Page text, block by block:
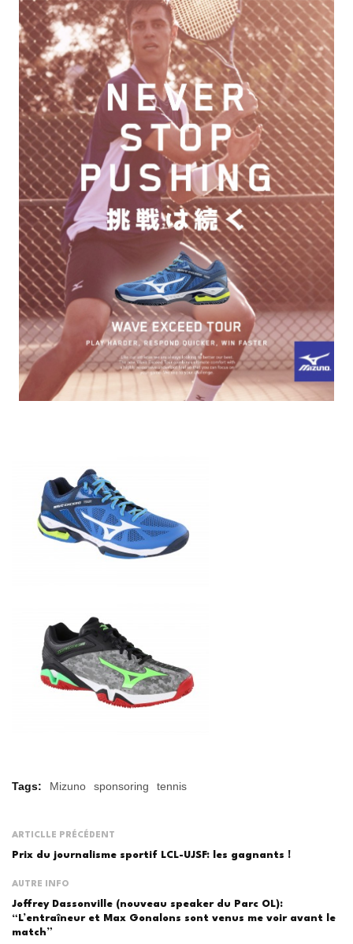
Tags: Mizuno sponsoring tennis
ARTICLLE PRÉCÉDENT
Prix du journalisme sportif LCL-UJSF: les gagnants !
AUTRE INFO
Joffrey Dassonville (nouveau speaker du Parc OL):
“L’entraîneur et Max Gonalons sont venus me voir avant le
match”